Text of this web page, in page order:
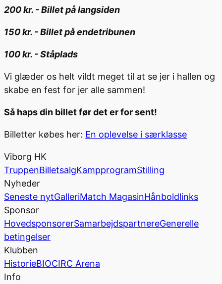
200 kr. - Billet på langsiden
150 kr. - Billet på endetribunen
100 kr. - Ståplads
Vi glæder os helt vildt meget til at se jer i hallen og
skabe en fest for jer alle sammen!
Så haps din billet før det er for sent!
Billetter købes her: En oplevelse i særklasse
Viborg HK
TruppenBilletsalgKampprogramStilling
Nyheder
Seneste nytGalleriMatch MagasinHånboldlinks
Sponsor
HovedsponsorerSamarbejdspartnereGenerelle
betingelser
Klubben
HistorieBIOCIRC Arena
Info